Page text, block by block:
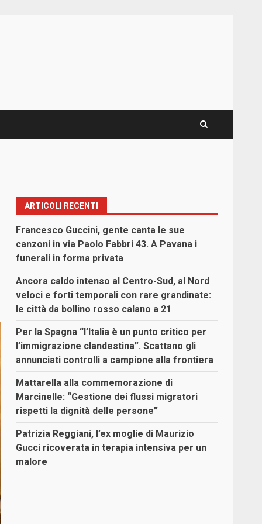
ARTICOLI RECENTI
Francesco Guccini, gente canta le sue
canzoni in via Paolo Fabbri 43. A Pavana i
funerali in forma privata
Ancora caldo intenso al Centro-Sud, al Nord
veloci e forti temporali con rare grandinate:
le città da bollino rosso calano a 21
Per la Spagna “l’Italia è un punto critico per
l’immigrazione clandestina”. Scattano gli
annunciati controlli a campione alla frontiera
Mattarella alla commemorazione di
Marcinelle: “Gestione dei flussi migratori
rispetti la dignità delle persone”
Patrizia Reggiani, l’ex moglie di Maurizio
Gucci ricoverata in terapia intensiva per un
malore